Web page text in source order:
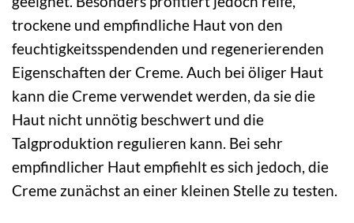
trockene und empfindliche Haut von den
feuchtigkeitsspendenden und regenerierenden
Eigenschaften der Creme. Auch bei öliger Haut
kann die Creme verwendet werden, da sie die
Haut nicht unnötig beschwert und die
Talgproduktion regulieren kann. Bei sehr
empfindlicher Haut empfiehlt es sich jedoch, die
Creme zunächst an einer kleinen Stelle zu testen.